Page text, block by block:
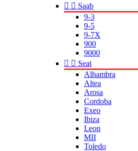
  Saab
9-3
9-5
9-7X
900
9000
  Seat
Alhambra
Altea
Arosa
Cordoba
Exeo
Ibiza
Leon
MII
Toledo